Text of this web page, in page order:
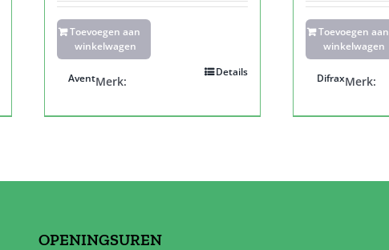
Toevoegen aan
winkelwagen
Details
Merk:
Avent
Toevoegen aan
winkelwagen
Merk:
Difrax
OPENINGSUREN